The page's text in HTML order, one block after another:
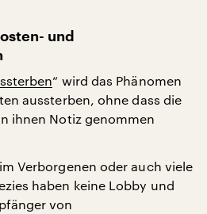
und
“ wird das Phänomen
aussterben, ohne dass die
ihnen Notiz genommen
Verborgenen oder auch viele
haben keine Lobby und
von